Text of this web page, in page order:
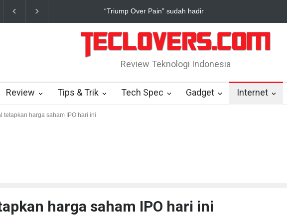
True Digital Plus janji dukung pengembang game Indonesia Yahoo
Review Teknologi Indonesia
Review Tips & Trik Tech Spec Gadget Internet
tetapkan harga saham IPO hari ini
harga saham IPO hari ini